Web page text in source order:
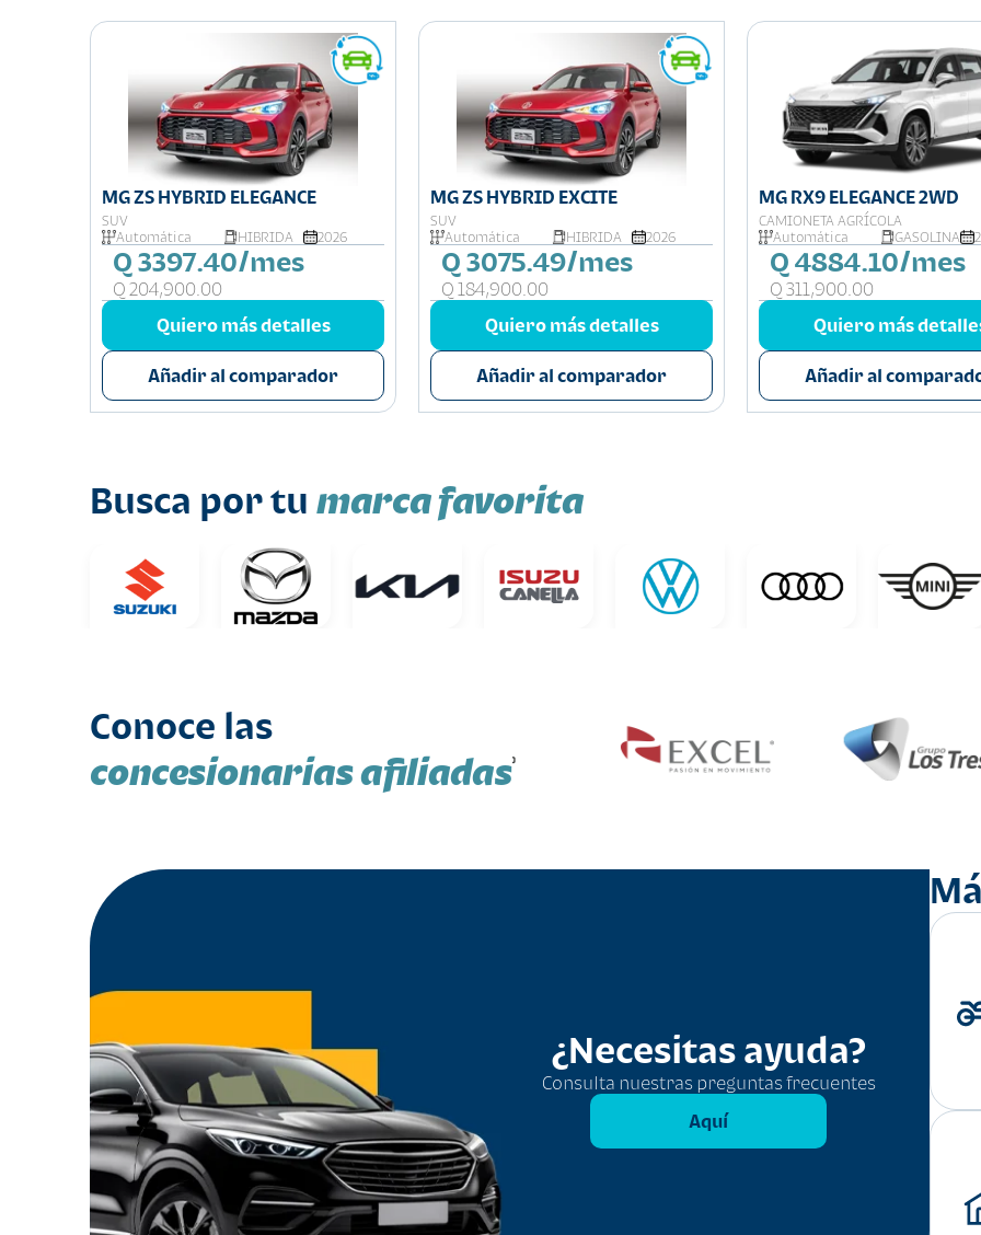
MG ZS HYBRID ELEGANCE
SUV
Automática
HIBRIDA 2026
Q 3397.40/mes
Q 204,900.00
Quiero más detalles
Añadir al comparador
MG ZS HYBRID EXCITE
SUV
Automática
HIBRIDA 2026
Q 3075.49/mes
Q 184,900.00
Quiero más detalles
Añadir al comparador
MG RX9 ELEGANCE 2WD
CAMIONETA AGRÍCOLA
Automática
GASOLINA
Q 4884.10/mes
Q 311,900.00
Quiero más
Añadir al
Busca por tu marca favorita
Conoce las
concesionarias afiliadas
¿Necesitas ayuda?
Consulta nuestras preguntas frecuentes
Aquí